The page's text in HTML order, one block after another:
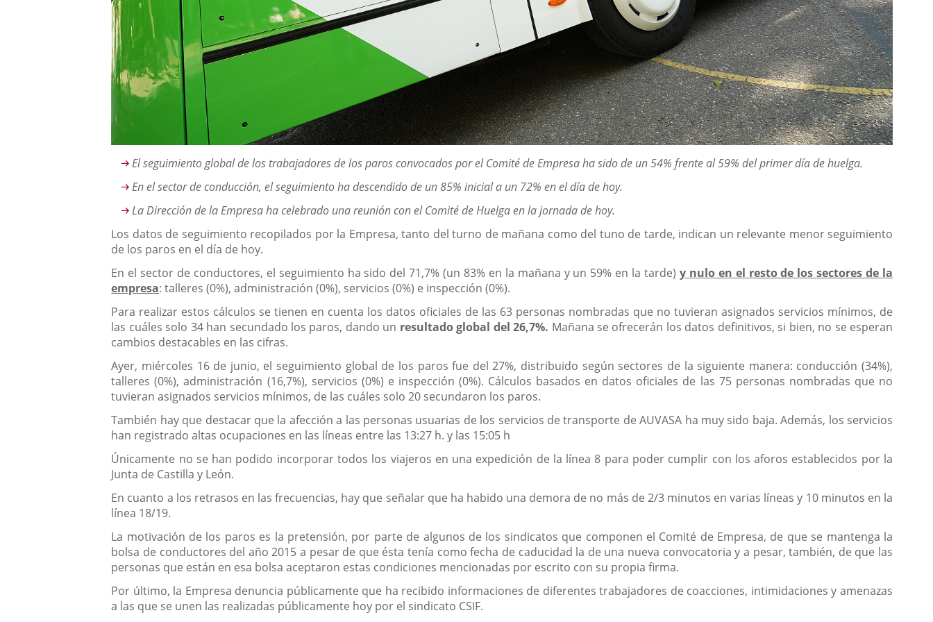
Contenido
El seguimiento global de los trabajadores de los paros convocados por el Comité de Empresa ha sido de un 54% frente al 59% del primer día de huelga.
En el sector de conducción, el seguimiento ha descendido de un 85% inicial a un 72% en el día de hoy.
La Dirección de la Empresa ha celebrado una reunión con el Comité de Huelga en la jornada de hoy.
Los datos de seguimiento recopilados por la Empresa, tanto del turno de mañana como del tuno de tarde, indican un relevante menor seguimiento
de los paros en el día de hoy.
En el sector de conductores, el seguimiento ha sido del 71,7% (un 83% en la mañana y un 59% en la tarde) y nulo en el resto de los sectores de la
empresa: talleres (0%), administración (0%), servicios (0%) e inspección (0%).
Para realizar estos cálculos se tienen en cuenta los datos oficiales de las 63 personas nombradas que no tuvieran asignados servicios mínimos, de
las cuáles solo 34 han secundado los paros, dando un resultado global del 26,7%. Mañana se ofrecerán los datos definitivos, si bien, no se esperan
cambios destacables en las cifras.
Ayer, miércoles 16 de junio, el seguimiento global de los paros fue del 27%, distribuido según sectores de la siguiente manera: conducción (34%),
talleres (0%), administración (16,7%), servicios (0%) e inspección (0%). Cálculos basados en datos oficiales de las 75 personas nombradas que no
tuvieran asignados servicios mínimos, de las cuáles solo 20 secundaron los paros.
También hay que destacar que la afección a las personas usuarias de los servicios de transporte de AUVASA ha muy sido baja. Además, los servicios
han registrado altas ocupaciones en las líneas entre las 13:27 h. y las 15:05 h
Únicamente no se han podido incorporar todos los viajeros en una expedición de la línea 8 para poder cumplir con los aforos establecidos por la
Junta de Castilla y León.
En cuanto a los retrasos en las frecuencias, hay que señalar que ha habido una demora de no más de 2/3 minutos en varias líneas y 10 minutos en la
línea 18/19.
La motivación de los paros es la pretensión, por parte de algunos de los sindicatos que componen el Comité de Empresa, de que se mantenga la
bolsa de conductores del año 2015 a pesar de que ésta tenía como fecha de caducidad la de una nueva convocatoria y a pesar, también, de que las
personas que están en esa bolsa aceptaron estas condiciones mencionadas por escrito con su propia firma.
Por último, la Empresa denuncia públicamente que ha recibido informaciones de diferentes trabajadores de coacciones, intimidaciones y amenazas
a las que se unen las realizadas públicamente hoy por el sindicato CSIF.